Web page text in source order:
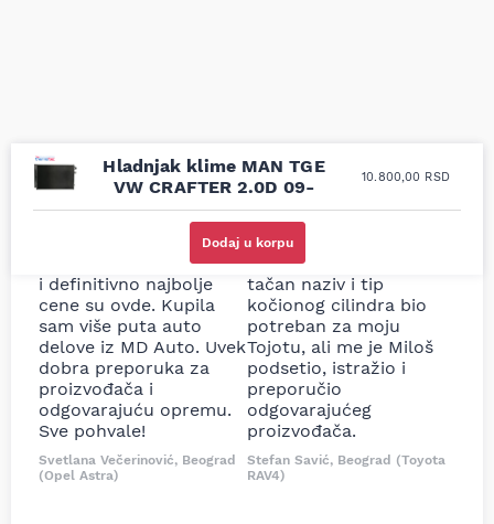
Hladnjak klime MAN TGE
VW CRAFTER 2.0D 09-
10.800,00 RSD
Dodaj u korpu
Uporedila sam sve
prodavnice auto delova
i definitivno najbolje
cene su ovde. Kupila
sam više puta auto
delove iz MD Auto. Uvek
dobra preporuka za
proizvođača i
odgovarajuću opremu.
Sve pohvale!
Svetlana Večerinović, Beograd
(Opel Astra)
Odlična usluga i
ljubazni prodavci.
Nisam bio siguran koji je
tačan naziv i tip
kočionog cilindra bio
potreban za moju
Tojotu, ali me je Miloš
podsetio, istražio i
preporučio
odgovarajućeg
proizvođača.
Stefan Savić, Beograd (Toyota
RAV4)